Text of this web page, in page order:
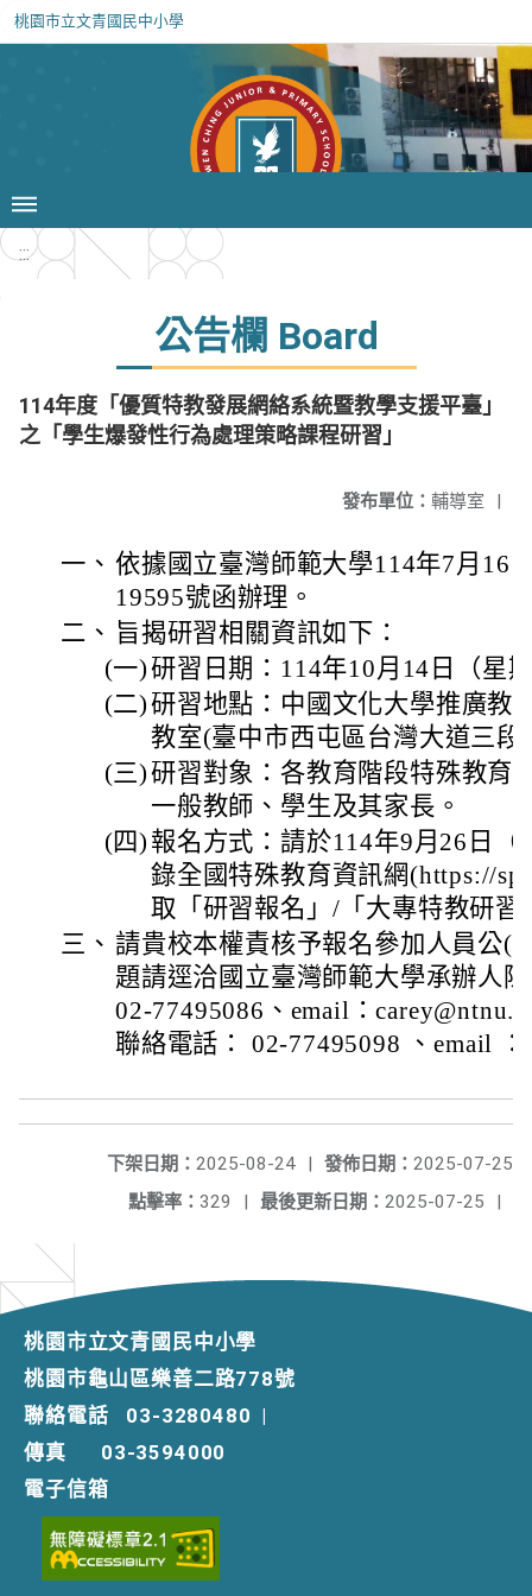
桃園市立文青國民中小學
:::
公告欄 Board
114年度「優質特教發展網絡系統暨教學支援平臺」
之「學生爆發性行為處理策略課程研習」
發布單位： 輔導室 |
一、 依據國立臺灣師範大學114年7月16
19595號函辦理。
二、 旨揭研習相關資訊如下：
(一)研習日期：114年10月14日（星
(二)研習地點：中國文化大學推廣教
教室(臺中市西屯區台灣大道三段
(三)研習對象：各教育階段特殊教育
一般教師、學生及其家長。
(四) 報名方式：請於114年9月26日（
錄全國特殊教育資訊網(https://
取「研習報名」/「大專特教研習
三、 請貴校本權責核予報名參加人員公(
題請逕洽國立臺灣師範大學承辦人
02-77495086、email：
聯絡電話： 02-77495098 、email
發佈日期： 2025-07-25
下架日期： 2025-08-24
|
最後更新日期： 2025-07-25 |
點擊率： 329 |
桃園市立文青國民中小學
桃園市龜山區樂善二路778號
聯絡電話
03-3280480 |
傳真
03-3594000
電子信箱